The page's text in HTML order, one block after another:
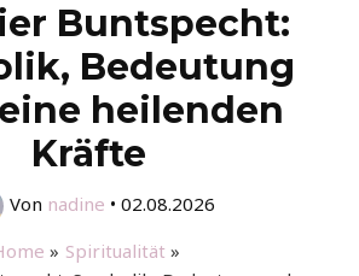
Buntspecht:
Bedeutung
heilenden
Kräfte
Von nadine • 02.08.2026
Spiritualität